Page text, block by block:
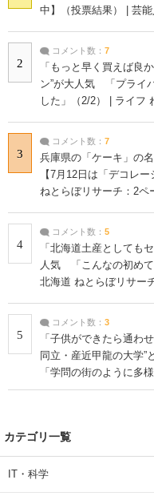
中】（投票結果） | 芸
2
コメント数： 7
「もっと早く買えば良
ン”が大人気 「プライ
した」（2/2） | ライフ
3
コメント数： 7
兵庫県の「ケーキ」の
【7月12日は「デコレ
ねとらぼリサーチ：2ペ
4
コメント数： 5
「北海道土産としても
人気 「こんなの初めて
北海道 ねとらぼリサー
5
コメント数： 3
「子供ができたら通わ
同立・産近甲龍の大学
「学問の街のように多
| 大学 ねとらぼリサーチ
カテゴリ一覧
IT・科学